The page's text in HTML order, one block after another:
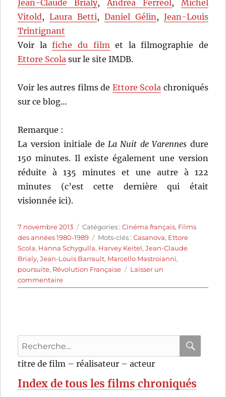
Jean-Claude Brialy, Andréa Ferréol , Michel
Vitold,Laura Betti, Daniel Gélin , Jean-Louis
Trintignant
Voir lafiche du film et la filmographie de
Ettore Scola sur le site IMDB.
Voir les autres films de Ettore Scola chroniqués
sur ce blog…
Remarque :
La version initiale de La Nuit de Varennes dure
150 minutes. Il existe également une version
réduite à 135 minutes et une autre à 122
minutes (c’est cette dernière qui était
visionnée ici).
Publié
le
7 novembre 2013 Catégories
Catégories :Cinéma français, Films
des années 1980-1989
Étiquettes
Mots-clés :Casanova, Ettore
Scola, Hanna Schygulla, Harvey Keitel,Jean-Claude
Brialy,Jean-Louis Barrault, Marcello Mastroianni,
poursuite, Révolution Française
Laisser un
commentairesur
La
d’Ettore
Recherche
pour
:
titre de film – réalisateur – acteur
Index de tous les films chroniqués